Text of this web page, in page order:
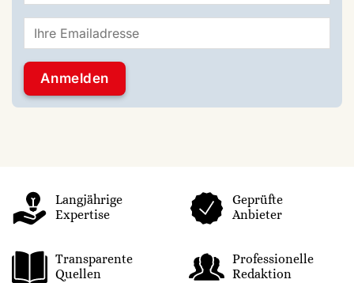
Langjährige
Expertise
Geprüfte
Anbieter
Transparente
Quellen
Professionelle
Redaktion